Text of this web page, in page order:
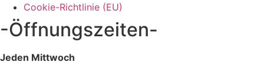
Cookie-Richtlinie (EU)
-Öffnungszeiten-
Jeden Mittwoch